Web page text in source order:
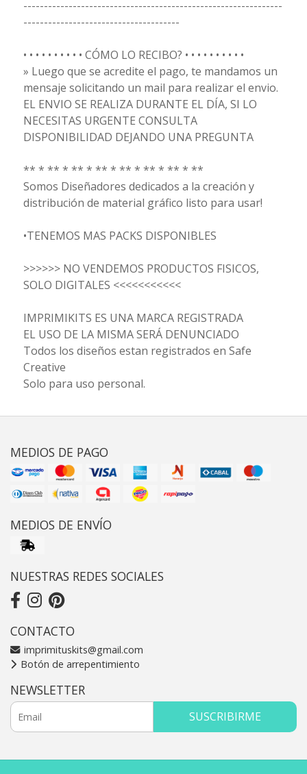
---------------------------------------------------------------
--------------------------------------
• • • • • • • • • • CÓMO LO RECIBO? • • • • • • • • • •
» Luego que se acredite el pago, te mandamos un
mensaje solicitando un mail para realizar el envio.
EL ENVIO SE REALIZA DURANTE EL DÍA, SI LO
NECESITAS URGENTE CONSULTA
DISPONIBILIDAD DEJANDO UNA PREGUNTA
** * ** * ** * ** * ** * ** * ** * **
Somos Diseñadores dedicados a la creación y
distribución de material gráfico listo para usar!
•TENEMOS MAS PACKS DISPONIBLES
>>>>>> NO VENDEMOS PRODUCTOS FISICOS,
SOLO DIGITALES <<<<<<<<<<<
IMPRIMIKITS ES UNA MARCA REGISTRADA
EL USO DE LA MISMA SERÁ DENUNCIADO
Todos los diseños estan registrados en Safe
Creative
Solo para uso personal.
MEDIOS DE PAGO
MEDIOS DE ENVÍO
NUESTRAS REDES SOCIALES
CONTACTO
imprimituskits@gmail.com
Botón de arrepentimiento
NEWSLETTER
SUSCRIBIRME